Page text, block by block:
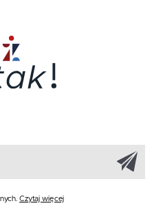
Czytaj więcej